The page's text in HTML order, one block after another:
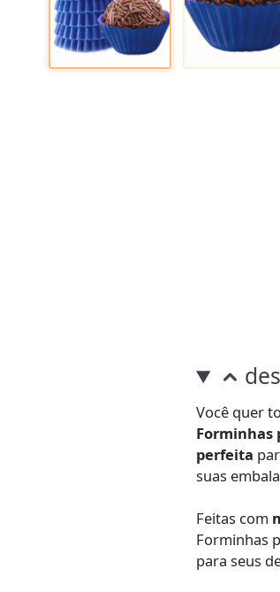
Você quer
Forminhas
perfeita
suas
Feitas com
Forminhas
para seus